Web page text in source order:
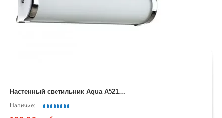
Н
астенный светильник Aqua A5210AP-2CC
Наличие: